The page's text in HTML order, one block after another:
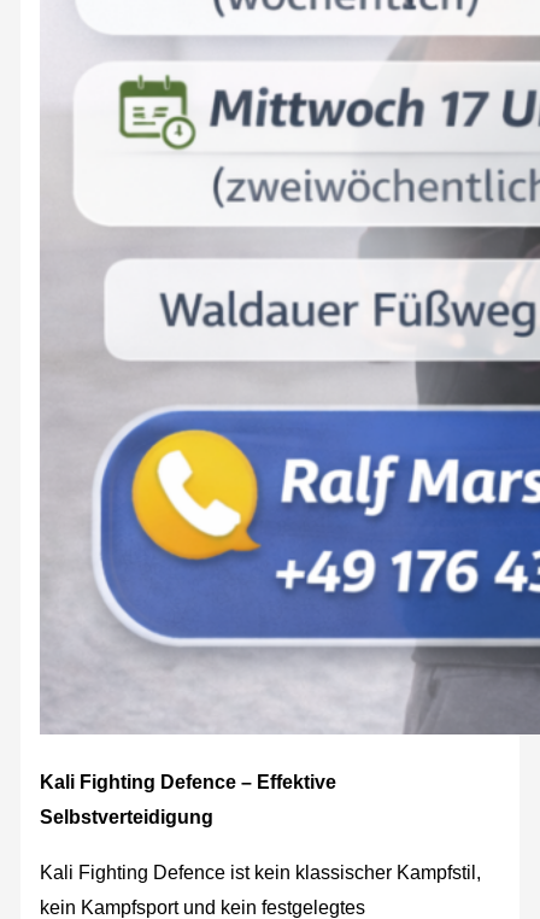
Kali Fighting Defence – Effektive
Selbstverteidigung
Kali Fighting Defence ist kein klassischer Kampfstil,
kein Kampfsport und kein festgelegtes